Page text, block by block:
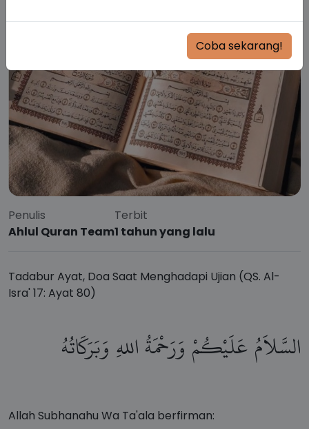
Penulis
Ahlul Quran Team
Terbit
1 tahun yang lalu
Tadabur Ayat, Doa Saat Menghadapi Ujian (QS. Al-
Isra' 17: Ayat 80)
السَّلاَمُعَلَيْكُمْ وَرَحْمَةُاللهِ وَبَرَكَاتُهُ
Allah Subhanahu Wa Ta'ala berfirman:
Coba sekarang!